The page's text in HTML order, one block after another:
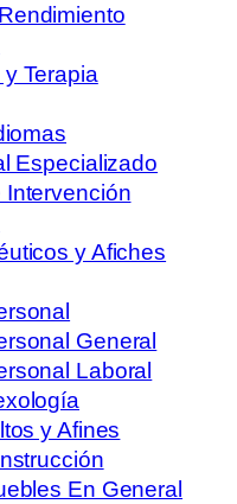
Terapia
Especializado
Intervención
y Afiches
General
Laboral
y Afines
En General